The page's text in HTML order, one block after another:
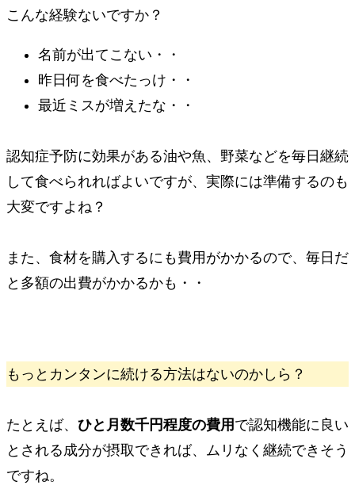
こんな経験ないですか？
名前が出てこない・・
昨日何を食べたっけ・・
最近ミスが増えたな・・
認知症予防に効果がある油や魚、野菜などを毎日継続
して食べられればよいですが、実際には準備するのも
大変ですよね？
また、食材を購入するにも費用がかかるので、毎日だ
と多額の出費がかかるかも・・
もっとカンタンに続ける方法はないのかしら？
たとえば、 ひと月数千円程度の費用 で認知機能に良い
とされる成分が摂取できれば、ムリなく継続できそう
ですね。